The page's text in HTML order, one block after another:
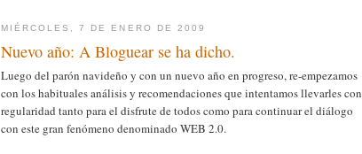
MIÉRCOLES, 7 DE ENERO DE 2009
Nuevo año: A Bloguear se ha dicho.
Luego del parón navideño y con un nuevo año en progreso, re-empezamos
con los habituales análisis y recomendaciones que intentamos llevarles con
regularidad tanto para el disfrute de todos como para continuar el diálogo
con este gran fenómeno denominado WEB 2.0.